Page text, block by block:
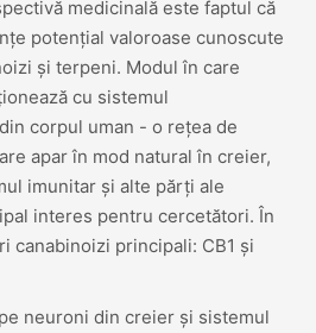
medicinală este faptul că
potențial valoroase cunoscute
și terpeni. Modul în care
cu sistemul
corpul uman - o rețea de
apar în mod natural în creier,
imunitar și alte părți ale
interes pentru cercetători. În
canabinoizi principali: CB1 și
neuroni din creier și sistemul